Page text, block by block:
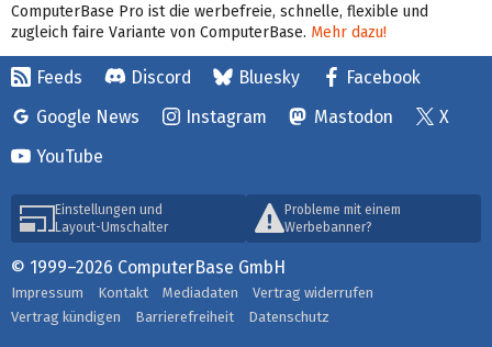
ComputerBase Pro ist die werbefreie, schnelle, flexible und
zugleich faire Variante von ComputerBase. Mehr dazu!
Feeds Discord Bluesky
Facebook
Google News
Instagram Mastodon
X
YouTube
Einstellungen und
Layout-Umschalter
Probleme mit einem
Werbebanner?
© 1999–2026 ComputerBase GmbH
Impressum Kontakt Mediadaten
Vertrag widerrufen
Vertrag kündigen
Barrierefreiheit Datenschutz